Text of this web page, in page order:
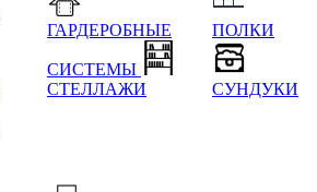
ГАРДЕРОБНЫЕ
СИСТЕМЫ
СТЕЛЛАЖИ
ПОЛКИ
СУНДУКИ